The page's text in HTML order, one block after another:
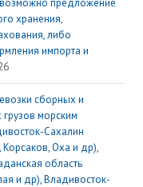
предложение
хранения,
либо
импорта и
сборных и
морским
Сахалин
Оха и др),
область
и др), Владивосток-